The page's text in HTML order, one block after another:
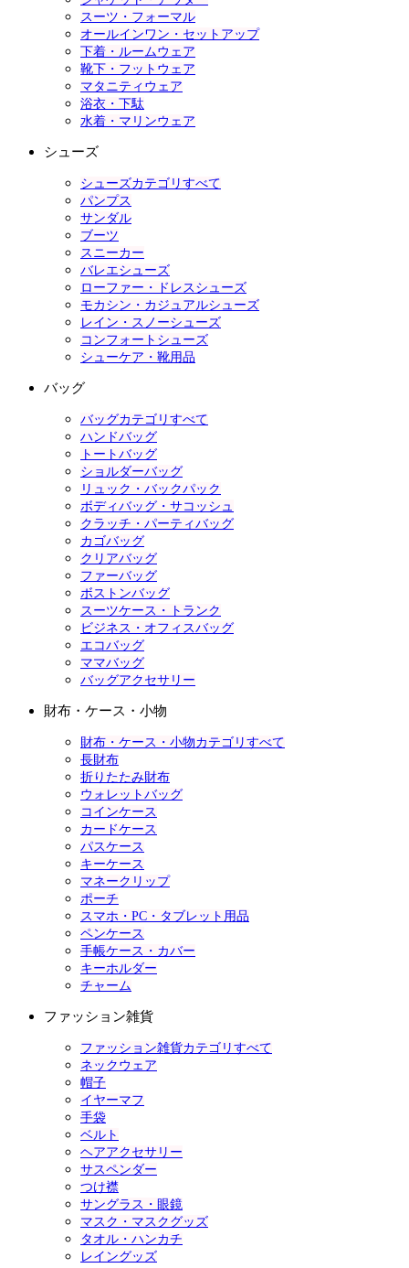
スーツ・フォーマル
オールインワン・セットアップ
下着・ルームウェア
靴下・フットウェア
マタニティウェア
浴衣・下駄
水着・マリンウェア
シューズ
シューズカテゴリすべて
パンプス
サンダル
ブーツ
スニーカー
バレエシューズ
ローファー・ドレスシューズ
モカシン・カジュアルシューズ
レイン・スノーシューズ
コンフォートシューズ
シューケア・靴用品
バッグ
バッグカテゴリすべて
ハンドバッグ
トートバッグ
ショルダーバッグ
リュック・バックパック
ボディバッグ・サコッシュ
クラッチ・パーティバッグ
カゴバッグ
クリアバッグ
ファーバッグ
ボストンバッグ
スーツケース・トランク
ビジネス・オフィスバッグ
エコバッグ
ママバッグ
バッグアクセサリー
財布・ケース・小物
財布・ケース・小物カテゴリすべて
長財布
折りたたみ財布
ウォレットバッグ
コインケース
カードケース
パスケース
キーケース
マネークリップ
ポーチ
スマホ・PC・タブレット用品
ペンケース
手帳ケース・カバー
キーホルダー
チャーム
ファッション雑貨
ファッション雑貨カテゴリすべて
ネックウェア
帽子
イヤーマフ
手袋
ベルト
ヘアアクセサリー
サスペンダー
つけ襟
サングラス・眼鏡
マスク・マスクグッズ
タオル・ハンカチ
レイングッズ